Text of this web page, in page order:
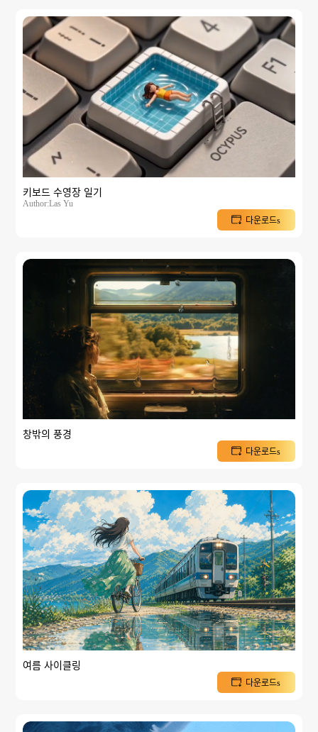
키보드 수영장 일기
Author:Las Yu
다운로드s
창밖의 풍경
다운로드s
여름 사이클링
다운로드s